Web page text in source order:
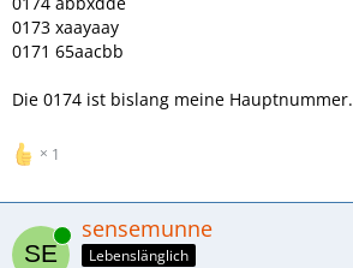
0173 xaayaay
0171 65aacbb
Die 0174 ist bislang meine Hauptnummer.
1
Online sensemunne
Lebenslänglich